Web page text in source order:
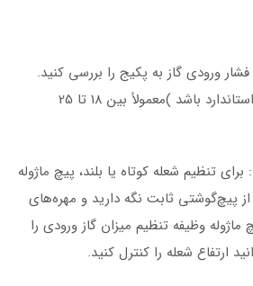
فشار ورودی گاز به پکیج را بررسی کنید.
فشار گاز باید در محدوده استاندارد باشد )معمولاً بین 18 تا 25
تنظیم شعله کوتاه یا بلند، پیچ ماژوله
از پیچ‌گوشتی ثابت نگه دارید و مهره‌های
ماژوله وظیفه تنظیم میزان گاز ورودی را
ارتفاع شعله را کنترل کنید.